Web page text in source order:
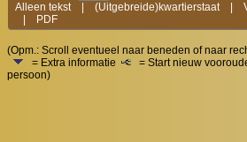
Alleen tekst|(Uitgebreide)kwartierstaat|
PDF
(Opm.: Scroll eventueel naar beneden of naar
= Extra informatie
= Start nieuw
persoon)